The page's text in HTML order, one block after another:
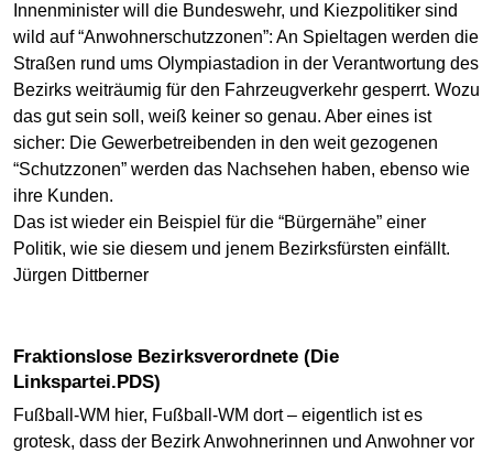
Innenminister will die Bundeswehr, und Kiezpolitiker sind
wild auf “Anwohnerschutzzonen”: An Spieltagen werden die
Straßen rund ums Olympiastadion in der Verantwortung des
Bezirks weiträumig für den Fahrzeugverkehr gesperrt. Wozu
das gut sein soll, weiß keiner so genau. Aber eines ist
sicher: Die Gewerbetreibenden in den weit gezogenen
“Schutzzonen” werden das Nachsehen haben, ebenso wie
ihre Kunden.
Das ist wieder ein Beispiel für die “Bürgernähe” einer
Politik, wie sie diesem und jenem Bezirksfürsten einfällt.
Jürgen Dittberner
Fraktionslose Bezirksverordnete (Die
Linkspartei.PDS)
Fußball-WM hier, Fußball-WM dort – eigentlich ist es
grotesk, dass der Bezirk Anwohnerinnen und Anwohner vor